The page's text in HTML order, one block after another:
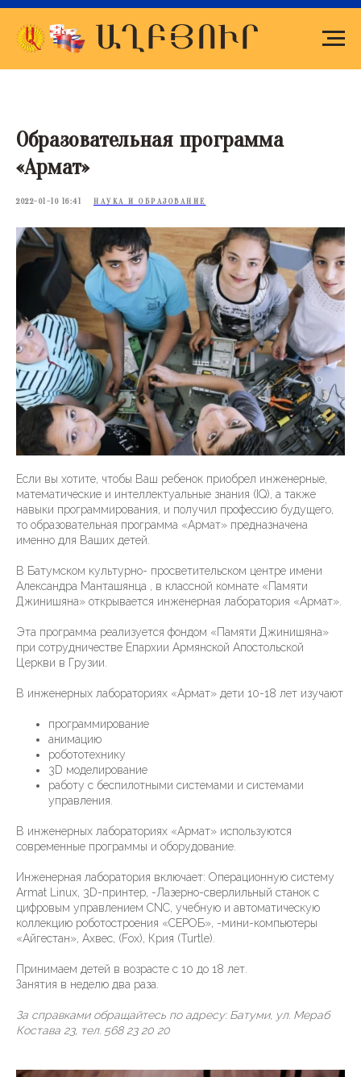
Образовательная программа
«Армат»
2022-01-10 16:41 НАУКА И ОБРАЗОВАНИЕ
Если вы хотите, чтобы Ваш ребенок приобрел инженерные,
математические и интеллектуальные знания (IQ), а также
навыки программирования, и получил профессию будущего,
то образовательная программа «Армат» предназначена
именно для Ваших детей.
В Батумском культурно- просветительском центре имени
Александра Манташянца , в классной комнате «Памяти
Джинишяна» открывается инженерная лаборатория «Армат».
Эта программа реализуется фондом «Памяти Джинишяна»
при сотрудничестве Епархии Армянской Апостольской
Церкви в Грузии.
В инженерных лабораториях «Армат» дети 10-18 лет изучают
программирование
анимацию
робототехнику
3D моделирование
работу с беспилотными системами и системами
управления.
В инженерных лабораториях «Армат» используются
современные программы и оборудование.
Инженерная лаборатория включает: Операционную систему
Armat Linux, 3D-принтер, -Лазерно-сверлильный станок с
цифровым управлением CNC, учебную и автоматическую
коллекцию роботостроения «СЕРОБ», -мини-компьютеры
«Айгестан», Ахвес, (Fox), Крия (Turtle).
Принимаем детей в возрасте с 10 до 18 лет.
Занятия в неделю два раза.
За справками обращайтесь по адресу: Батуми, ул. Мераб
Костава 23, тел. 568 23 20 20